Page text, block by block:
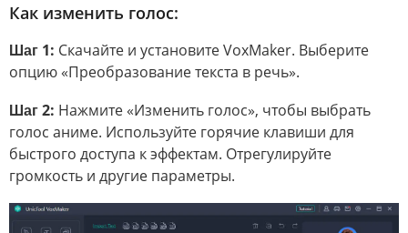
Как изменить голос:
Шаг 1: Скачайте и установите VoxMaker. Выберите
опцию «Преобразование текста в речь».
Шаг 2: Нажмите «Изменить голос», чтобы выбрать
голос аниме. Используйте горячие клавиши для
быстрого доступа к эффектам. Отрегулируйте
громкость и другие параметры.